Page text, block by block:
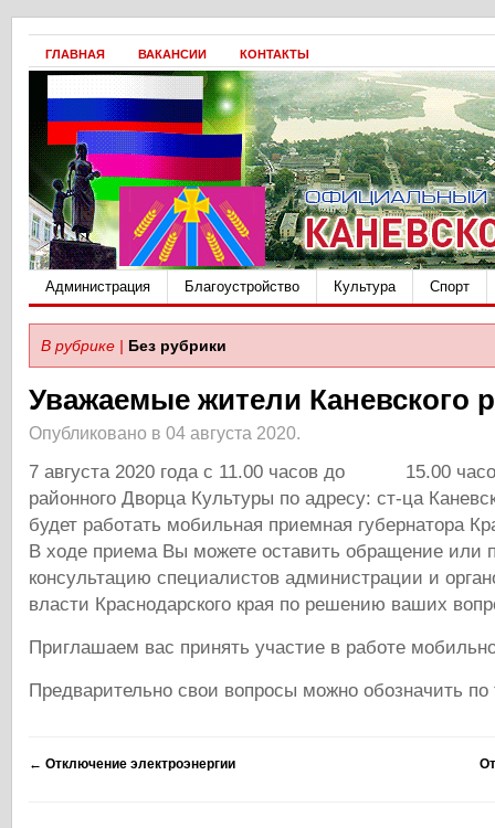
ГЛАВНАЯ ВАКАНСИИ КОНТАКТЫ
Администрация Благоустройство Культура Спорт
В рубрике | Без рубрики
Уважаемые жители Каневского
Опубликовано в 04 августа 2020.
7 августа 2020 года с 11.00 часов до 15.00
районного Дворца Культуры по адресу: ст-ца
будет работать мобильная приемная губернатора
В ходе приема Вы можете оставить обращение или
консультацию специалистов администрации и
власти Краснодарского края по решению ваших
Приглашаем вас принять участие в работе
Предварительно свои вопросы можно обозначить
← Отключение электроэнергии